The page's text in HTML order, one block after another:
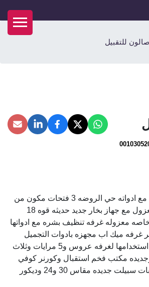
صالون للتقبيل
صالون مجهز بالكامل مع ادواته حي الروضه 3 فتحات مكون من
حمام مغربي خاص معزول مع جهاز بخار جديد حديثه قوه 18
معزوله غرفه تنظيف بشره مع ادواتها
غرفه ميك اب مجهزه بادوات التجميل
ومعزولة بحيث يمكن استخدامها لغرفه عروس و5 مرايات وثلاث
مكتب فخم استقبال وكورنر كوفي
وشاشه عرض 6 مكيفات سبيلت جديده مقاس 30 و24 وديكور